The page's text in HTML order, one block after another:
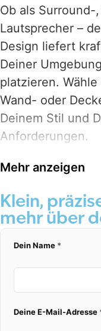
Ob als
Lautsprecher –
Design liefert
Deiner
platzieren.
Wand- oder
Deinem Stil und
Anforderungen.
Der Inbegriff
jede Position:
der Wand,
unter der Decke.
detailreichem
keine Wünsche
Bereit für
Mehr anzeigen
Klein,
mehr über
Dein Name *
Deine E-Mail-Adresse